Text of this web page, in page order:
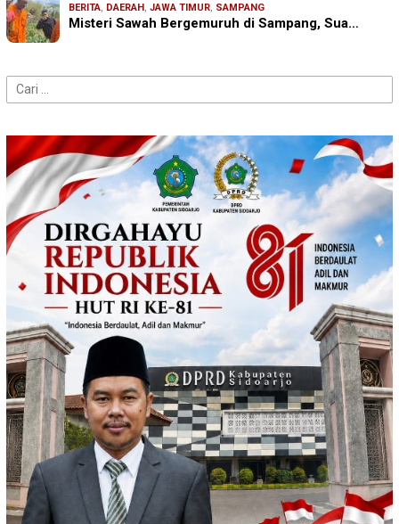
BERITA DAERAH JAWA TIMUR SAMPANG
Misteri Sawah Bergemuruh di Sampang, Sua…
Cari
untuk: